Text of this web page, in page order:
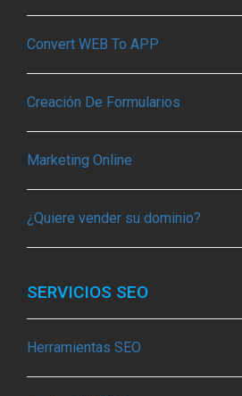
Convert WEB To APP
Creación De Formularios
Marketing Online
¿Quiere vender su dominio?
SERVICIOS SEO
Herramientas SEO